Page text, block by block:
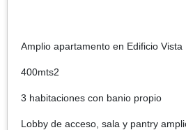
Amplio apartamento en Edificio Vista
400mts2
3 habitaciones con banio propio
Lobby de acceso, sala y pantry